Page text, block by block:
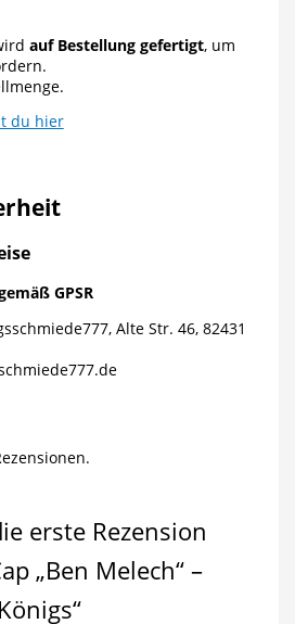
auf Bestellung gefertigt, um
du hier
GPSR
Alte Str. 46, 82431
erste Rezension
„Ben Melech“ –